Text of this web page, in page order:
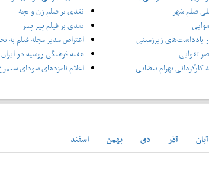
فیلم شهر
یادداشت‌های زیرزمینی
تقوایی
کارگردانی بهرام بیضایی
نقدی بر فیلم زن و بچه
نقدی بر فیلم پیر پسر
اعتراض مدیر مجله فیلم به
هفته فرهنگی روسیه در ایران
اعلام نامزدهای سودای
آبان آذر دی بهمن
اسفند